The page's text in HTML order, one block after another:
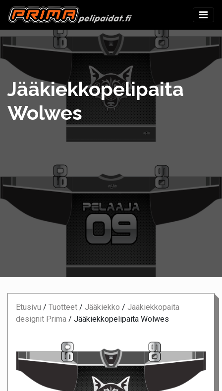
Jääkiekkopelipaita
Wolwes
Etusivu / Tuotteet / Jääkiekko / Jääkiekkopaita
designit Prima / Jääkiekkopelipaita Wolwes